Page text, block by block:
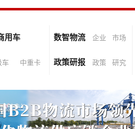
用车 数智物流 企业 市场
车 中重卡 政策研报 政策 研究